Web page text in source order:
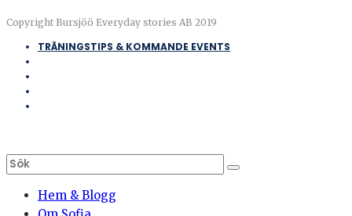
Copyright Bursjöö Everyday stories AB 2019
TRÄNINGSTIPS & KOMMANDE EVENTS
Hem & Blogg